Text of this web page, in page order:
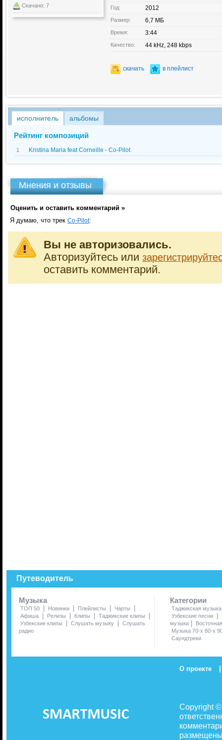
Скачано: 7 Год: 2012
Размер: 6,7 МБ
Время: 3:44
Качество: 44 kHz, 248 kbps
скачать в плейлист
исполнитель альбомы
Рейтинг композиций
1 Kristina Maria feat Corneille - Co-Pilot
Мнения и отзывы
Оценить и оставить комментарий »
Я думаю, что трек Co-Pilot:
Вы не авторизовались.
Авторизуйтесь или
оставить комментарий.
Путеводитель
Музыка
ТОП 50 | Новинки | Плейлисты | Чарты |
Афиша | Релизы | Клипы | Таджикские клипы |
Узбекские клипы | Слушать музыку | Слушать
радио
Категории
Таджикская музыка
Узбекские песни
|
музыка |
Музыка 70-х 80-х
Саундтреки
О проекте |
Copyright
размещены